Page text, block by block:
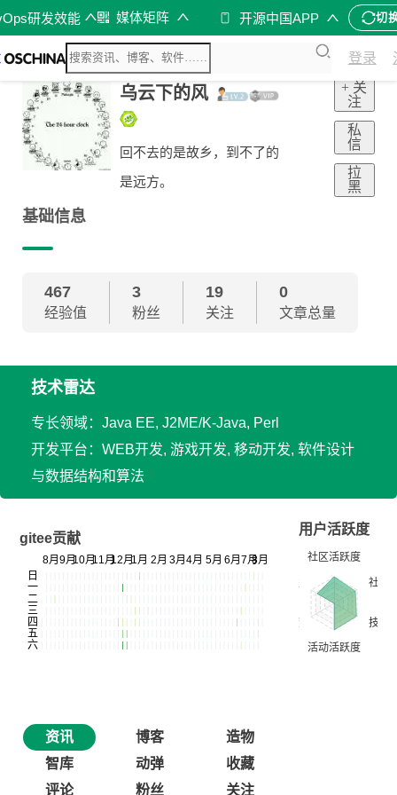
研发效能 媒体矩阵 开源中国APP 切
登录
乌云下的风
回不去的是故乡，到不了的
是远方。
+ 关
注
私
信
拉
黑
基础信息
467
经验值
3
粉丝
19
关注
0
文章总量
技术雷达
专长领域：Java EE, J2ME/K-Java, Perl
开发平台：WEB开发, 游戏开发, 移动开发, 软件设计
与数据结构和算法
gitee贡献
用户活跃度
资讯 博客
造物
智库
动弹
收藏
评论
粉丝 关注